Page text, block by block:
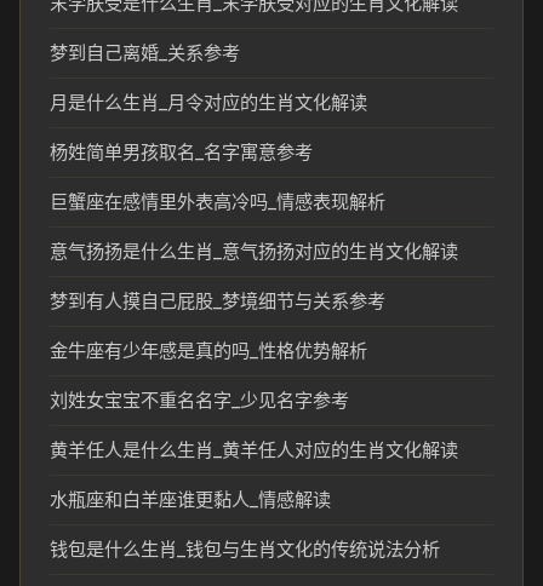
梦到自己离婚_关系参考
月是什么生肖_月令对应的生肖文化解读
杨姓简单男孩取名_名字寓意参考
巨蟹座在感情里外表高冷吗_情感表现解析
意气扬扬是什么生肖_意气扬扬对应的生肖文化解读
梦到有人摸自己屁股_梦境细节与关系参考
金牛座有少年感是真的吗_性格优势解析
刘姓女宝宝不重名名字_少见名字参考
黄羊任人是什么生肖_黄羊任人对应的生肖文化解读
水瓶座和白羊座谁更黏人_情感解读
钱包是什么生肖_钱包与生肖文化的传统说法分析